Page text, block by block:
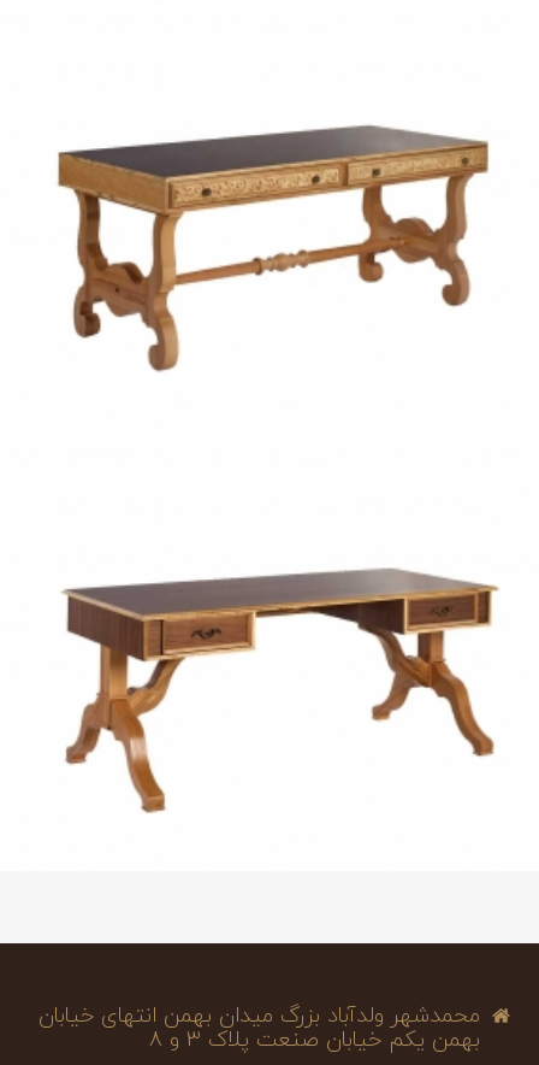
محمدشهر ولدآباد بزرگ میدان بهمن انتهای خیابان
بهمن یکم خیابان صنعت پلاک 3 و 8